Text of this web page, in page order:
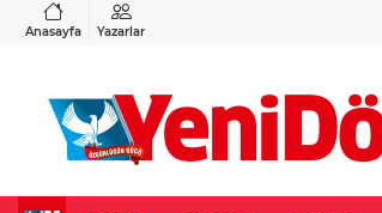
Anasayfa Yazarlar
%0,37